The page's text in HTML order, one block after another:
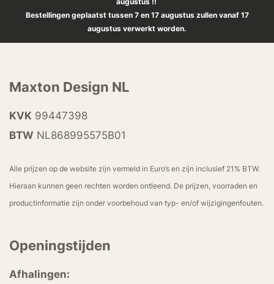
Bestellingen geplaatst tussen 7 en 17 augustus zullen vanaf 17
augustus verwerkt worden.
Maxton Design NL
KVK 99447398
BTW NL868995575B01
Alle prijzen op de website zijn vermeld in Euro’s en zijn inclusief 21% BTW.
Hieraan kunnen geen rechten worden ontleend. De prijzen, voorraden en
productinformatie zijn onder voorbehoud van typ- en/of wijzigingenfouten.
Openingstijden
Afhalingen: